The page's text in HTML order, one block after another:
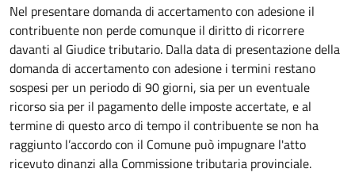
Nel presentare domanda di accertamento con adesione il
contribuente non perde comunque il diritto di ricorrere
davanti al Giudice tributario. Dalla data di presentazione della
domanda di accertamento con adesione i termini restano
sospesi per un periodo di 90 giorni, sia per un eventuale
ricorso sia per il pagamento delle imposte accertate, e al
termine di questo arco di tempo il contribuente se non ha
raggiunto l’accordo con il Comune può impugnare l'atto
ricevuto dinanzi alla Commissione tributaria provinciale.